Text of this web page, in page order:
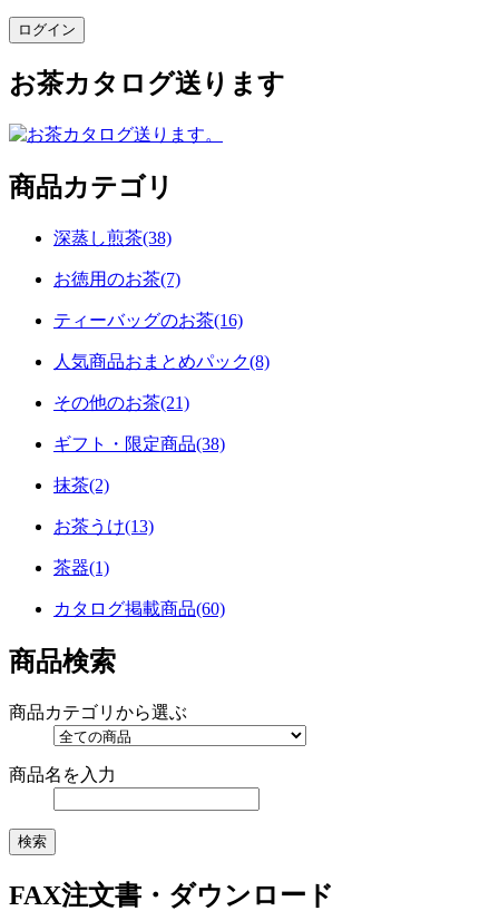
お茶カタログ送ります
商品カテゴリ
深蒸し煎茶(38)
お徳用のお茶(7)
ティーバッグのお茶(16)
人気商品おまとめパック(8)
その他のお茶(21)
ギフト・限定商品(38)
抹茶(2)
お茶うけ(13)
茶器(1)
カタログ掲載商品(60)
商品検索
商品カテゴリから選ぶ
商品名を入力
FAX注文書・ダウンロード